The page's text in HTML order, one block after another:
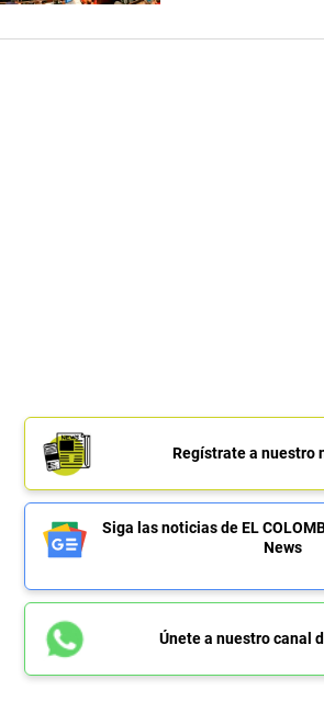
Regístrate a nuestro
Siga las noticias de EL
News
Únete a nuestro canal